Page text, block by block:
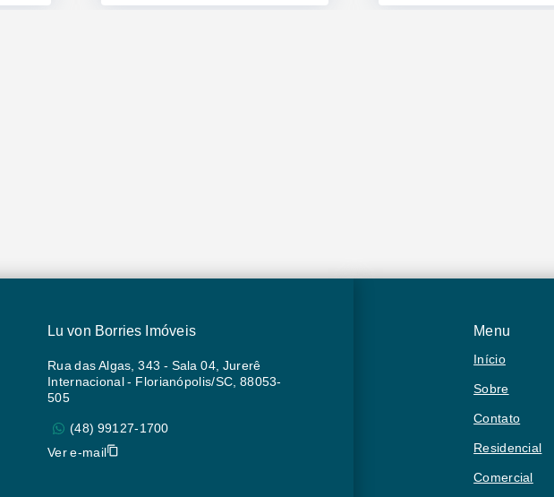
Menu
Início
Sobre
Contato
Residencial
Comercial
Lu von Borries Imóveis
Rua das Algas, 343 - Sala 04, Jurerê
Internacional - Florianópolis/SC, 88053-
505
(48) 99127-1700
Ver e-mail